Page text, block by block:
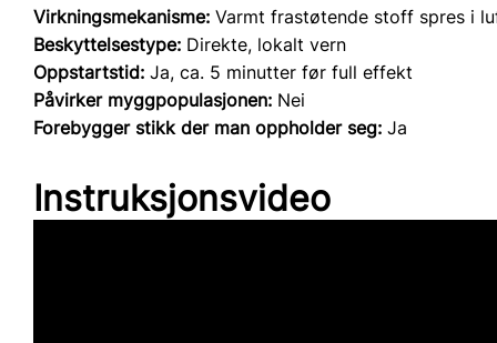
Virkningsmekanisme: Varmt frastøtende stoff spres i
Beskyttelsestype: Direkte, lokalt vern
Oppstartstid: Ja, ca. 5 minutter før full effekt
Påvirker myggpopulasjonen: Nei
Forebygger stikk der man oppholder seg: Ja
Instruksjonsvideo